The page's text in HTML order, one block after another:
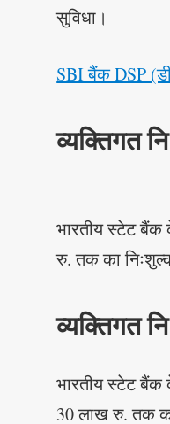
सुविधा।
SBI बैंक DSP
व्यक्तिगत
भारतीय स्टेट बैंक
रु. तक का
व्यक्तिगत
भारतीय स्टेट बैंक
30 लाख रु. तक